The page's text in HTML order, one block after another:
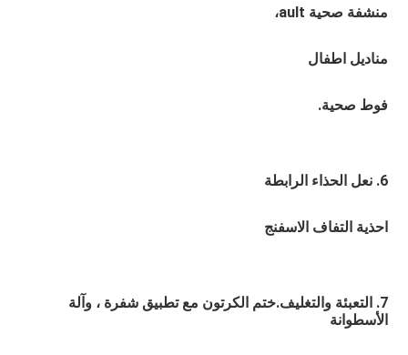
منشفة صحية ault،
مناديل اطفال
فوط صحية.
6. نعل الحذاء الرابطة
احذية التفاف الاسفنج
الأسطوانة